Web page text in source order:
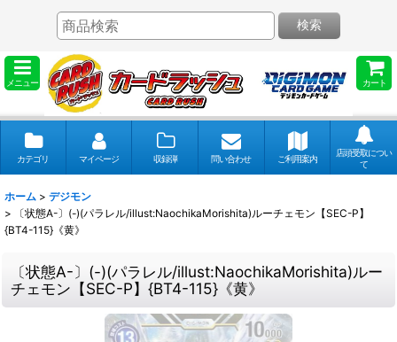
メニュー カート
検索
カテゴリ マイページ 収録弾 問い合わせ ご利用案内
店頭受取につい
て
ホーム > デジモン
>
〔状態A-〕(-)(パラレル/illust:NaochikaMorishita)ルーチェモン【SEC-P】
{BT4-115}《黄》
〔状態A-〕(-)(パラレル/illust:NaochikaMorishita)ルー
チェモン【SEC-P】{BT4-115}《黄》